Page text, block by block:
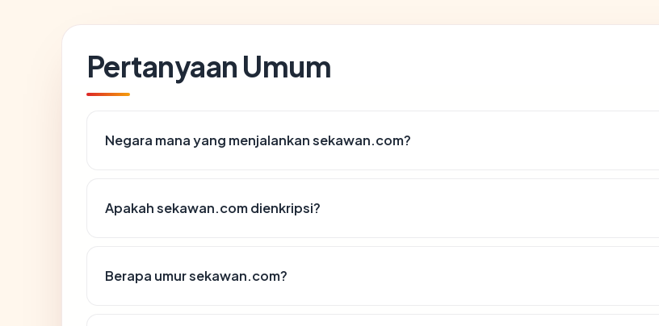
Pertanyaan Umum
Negara mana yang menjalankan sekawan.com?
Apakah sekawan.com dienkripsi?
Berapa umur sekawan.com?